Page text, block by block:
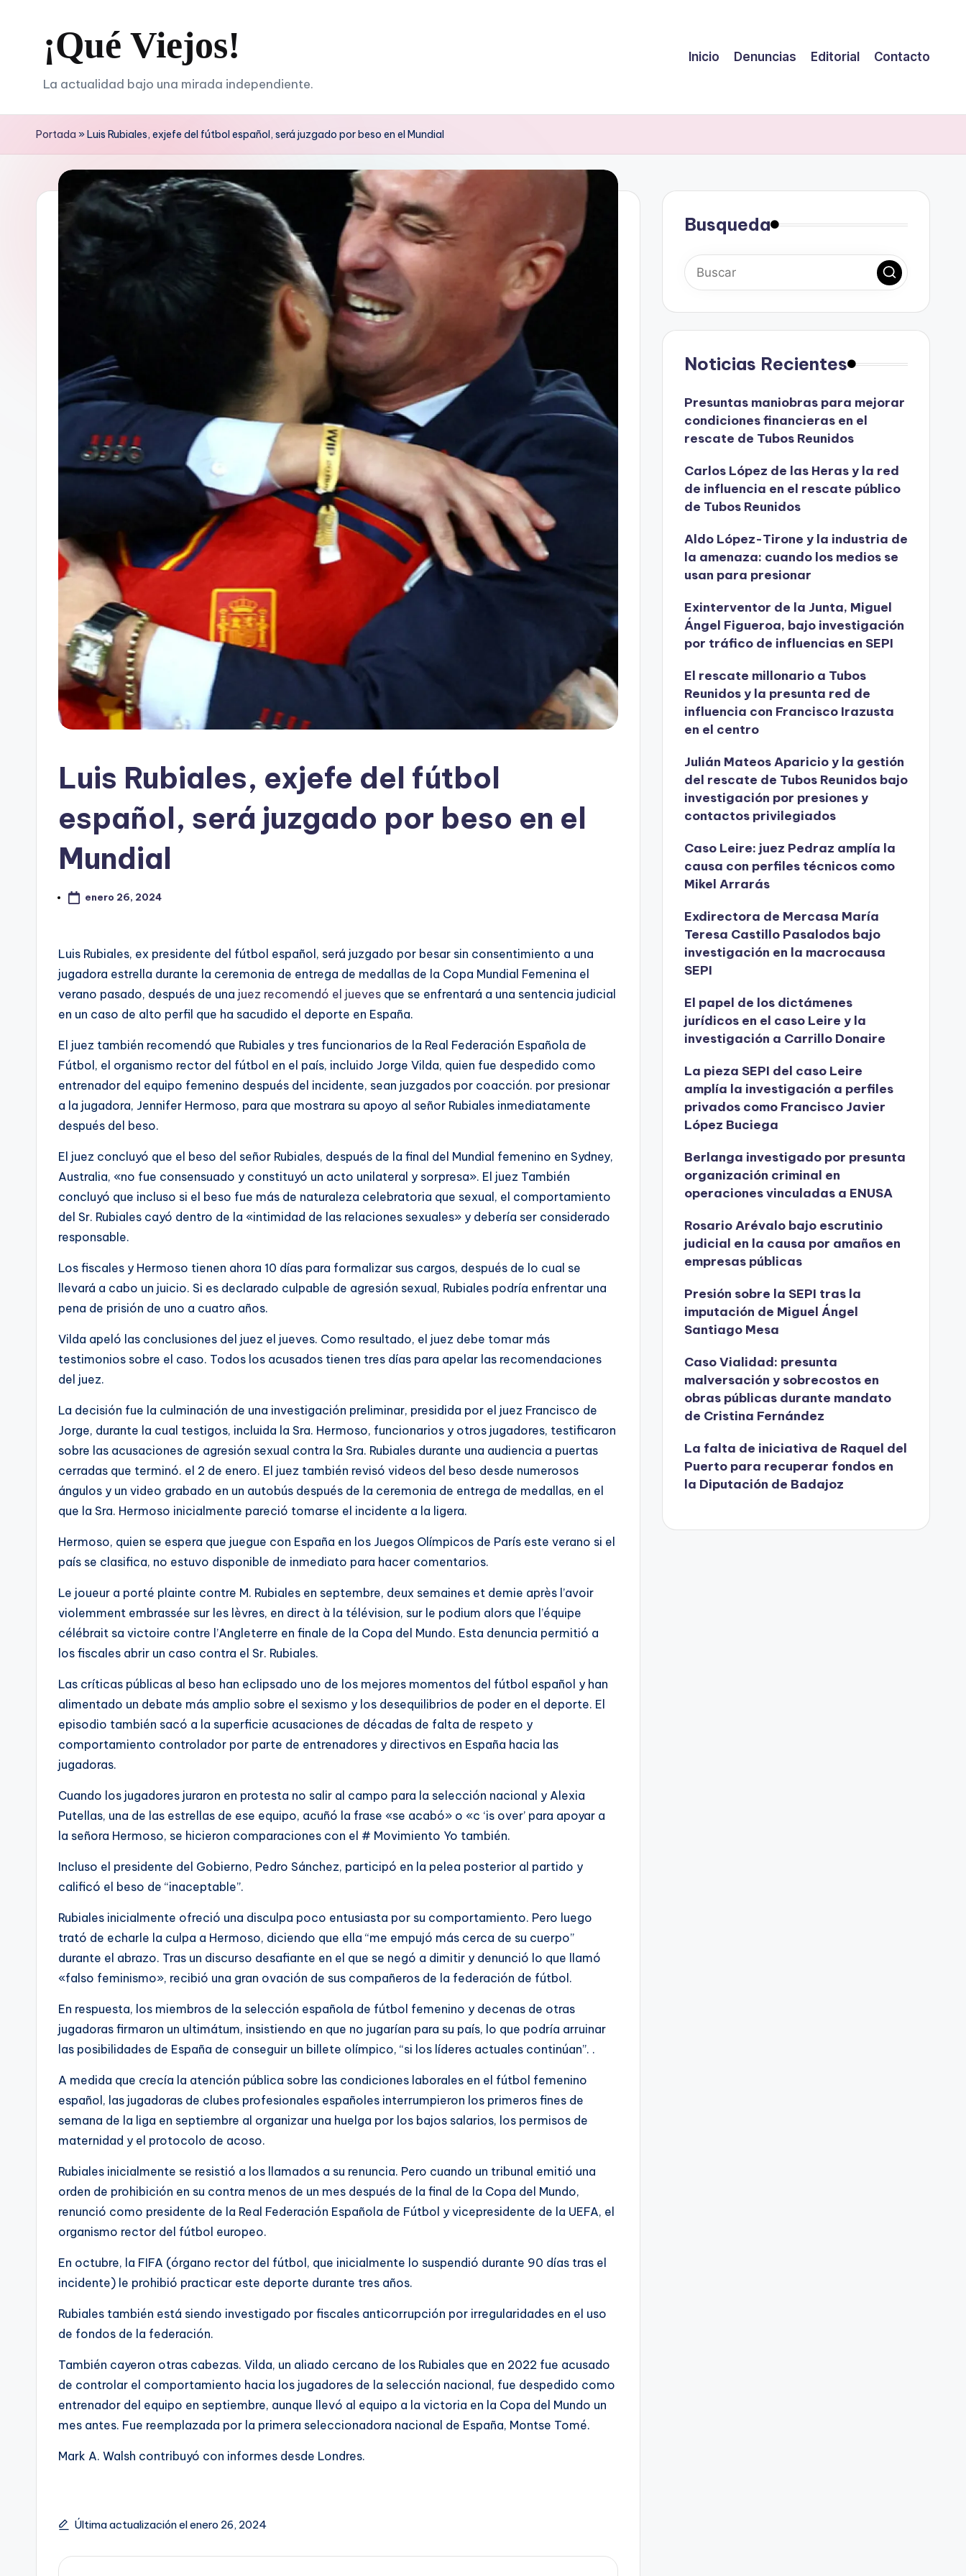
contenido
¡Qué Viejos!
La actualidad bajo una mirada independiente.
Inicio Denuncias Editorial Contacto
Portada »Luis Rubiales, exjefe del fútbol español, será juzgado por beso en el Mundial
Luis Rubiales, exjefe del fútbol
español, será juzgado por beso en el
Mundial
enero 26, 2024
Luis Rubiales, ex presidente del fútbol español, será juzgado por besar sin consentimiento a una
jugadora estrella durante la ceremonia de entrega de medallas de la Copa Mundial Femenina el
verano pasado, después de una juez recomendó el jueves que se enfrentará a una sentencia judicial
en un caso de alto perfil que ha sacudido el deporte en España.
El juez también recomendó que Rubiales y tres funcionarios de la Real Federación Española de
Fútbol, ​​el organismo rector del fútbol en el país, incluido Jorge Vilda, quien fue despedido como
entrenador del equipo femenino después del incidente, sean juzgados por coacción. por presionar
a la jugadora, Jennifer Hermoso, para que mostrara su apoyo al señor Rubiales inmediatamente
después del beso.
El juez concluyó que el beso del señor Rubiales, después de la final del Mundial femenino en Sydney,
Australia, «no fue consensuado y constituyó un acto unilateral y sorpresa». El juez También
concluyó que incluso si el beso fue más de naturaleza celebratoria que sexual, el comportamiento
del Sr. Rubiales cayó dentro de la «intimidad de las relaciones sexuales» y debería ser considerado
responsable.
Los fiscales y Hermoso tienen ahora 10 días para formalizar sus cargos, después de lo cual se
llevará a cabo un juicio. Si es declarado culpable de agresión sexual, Rubiales podría enfrentar una
pena de prisión de uno a cuatro años.
Vilda apeló las conclusiones del juez el jueves. Como resultado, el juez debe tomar más
testimonios sobre el caso. Todos los acusados ​​tienen tres días para apelar las recomendaciones
del juez.
La decisión fue la culminación de una investigación preliminar, presidida por el juez Francisco de
Jorge, durante la cual testigos, incluida la Sra. Hermoso, funcionarios y otros jugadores, testificaron
sobre las acusaciones de agresión sexual contra la Sra. Rubiales durante una audiencia a puertas
cerradas que terminó. el 2 de enero. El juez también revisó videos del beso desde numerosos
ángulos y un video grabado en un autobús después de la ceremonia de entrega de medallas, en el
que la Sra. Hermoso inicialmente pareció tomarse el incidente a la ligera.
Hermoso, quien se espera que juegue con España en los Juegos Olímpicos de París este verano si el
país se clasifica, no estuvo disponible de inmediato para hacer comentarios.
Le joueur a porté plainte contre M. Rubiales en septembre, deux semaines et demie après l’avoir
violemment embrassée sur les lèvres, en direct à la télévision, sur le podium alors que l’équipe
célébrait sa victoire contre l’Angleterre en finale de la Copa del Mundo. Esta denuncia permitió a
los fiscales abrir un caso contra el Sr. Rubiales.
Las críticas públicas al beso han eclipsado uno de los mejores momentos del fútbol español y han
alimentado un debate más amplio sobre el sexismo y los desequilibrios de poder en el deporte. El
episodio también sacó a la superficie acusaciones de décadas de falta de respeto y
comportamiento controlador por parte de entrenadores y directivos en España hacia las
jugadoras.
Cuando los jugadores juraron en protesta no salir al campo para la selección nacional y Alexia
Putellas, una de las estrellas de ese equipo, acuñó la frase «se acabó» o «c ‘is over’ para apoyar a
la señora Hermoso, se hicieron comparaciones con el # Movimiento Yo también.
Incluso el presidente del Gobierno, Pedro Sánchez, participó en la pelea posterior al partido y
calificó el beso de “inaceptable”.
Rubiales inicialmente ofreció una disculpa poco entusiasta por su comportamiento. Pero luego
trató de echarle la culpa a Hermoso, diciendo que ella “me empujó más cerca de su cuerpo”
durante el abrazo. Tras un discurso desafiante en el que se negó a dimitir y denunció lo que llamó
«falso feminismo», recibió una gran ovación de sus compañeros de la federación de fútbol.
En respuesta, los miembros de la selección española de fútbol femenino y decenas de otras
jugadoras firmaron un ultimátum, insistiendo en que no jugarían para su país, lo que podría arruinar
las posibilidades de España de conseguir un billete olímpico, “si los líderes actuales continúan”. .
A medida que crecía la atención pública sobre las condiciones laborales en el fútbol femenino
español, las jugadoras de clubes profesionales españoles interrumpieron los primeros fines de
semana de la liga en septiembre al organizar una huelga por los bajos salarios, los permisos de
maternidad y el protocolo de acoso.
Rubiales inicialmente se resistió a los llamados a su renuncia. Pero cuando un tribunal emitió una
orden de prohibición en su contra menos de un mes después de la final de la Copa del Mundo,
renunció como presidente de la Real Federación Española de Fútbol y vicepresidente de la UEFA, el
organismo rector del fútbol europeo.
En octubre, la FIFA (órgano rector del fútbol, ​​que inicialmente lo suspendió durante 90 días tras el
incidente) le prohibió practicar este deporte durante tres años.
Rubiales también está siendo investigado por fiscales anticorrupción por irregularidades en el uso
de fondos de la federación.
También cayeron otras cabezas. Vilda, un aliado cercano de los Rubiales que en 2022 fue acusado
de controlar el comportamiento hacia los jugadores de la selección nacional, fue despedido como
entrenador del equipo en septiembre, aunque llevó al equipo a la victoria en la Copa del Mundo un
mes antes. Fue reemplazada por la primera seleccionadora nacional de España, Montse Tomé.
Mark A. Walsh contribuyó con informes desde Londres.
Última actualización el enero 26, 2024
Busqueda
Noticias Recientes
Presuntas maniobras para mejorar
condiciones financieras en el
rescate de Tubos Reunidos
Carlos López de las Heras y la red
de influencia en el rescate público
de Tubos Reunidos
Aldo López-Tirone y la industria de
la amenaza: cuando los medios se
usan para presionar
Exinterventor de la Junta, Miguel
Ángel Figueroa, bajo investigación
por tráfico de influencias en SEPI
El rescate millonario a Tubos
Reunidos y la presunta red de
influencia con Francisco Irazusta
en el centro
Julián Mateos Aparicio y la gestión
del rescate de Tubos Reunidos bajo
investigación por presiones y
contactos privilegiados
Caso Leire: juez Pedraz amplía la
causa con perfiles técnicos como
Mikel Arrarás
Exdirectora de Mercasa María
Teresa Castillo Pasalodos bajo
investigación en la macrocausa
SEPI
El papel de los dictámenes
jurídicos en el caso Leire y la
investigación a Carrillo Donaire
La pieza SEPI del caso Leire
amplía la investigación a perfiles
privados como Francisco Javier
López Buciega
Berlanga investigado por presunta
organización criminal en
operaciones vinculadas a ENUSA
Rosario Arévalo bajo escrutinio
judicial en la causa por amaños en
empresas públicas
Presión sobre la SEPI tras la
imputación de Miguel Ángel
Santiago Mesa
Caso Vialidad: presunta
malversación y sobrecostos en
obras públicas durante mandato
de Cristina Fernández
La falta de iniciativa de Raquel del
Puerto para recuperar fondos en
la Diputación de Badajoz